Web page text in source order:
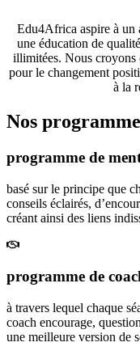
Edu4Africa aspire à un
une éducation de
illimitées. Nous croyons
pour le changement
à la
Nos
programme de
basé sur le principe que
conseils éclairés,
créant ainsi des liens
programme de
à travers lequel chaque
coach encourage,
une meilleure version de